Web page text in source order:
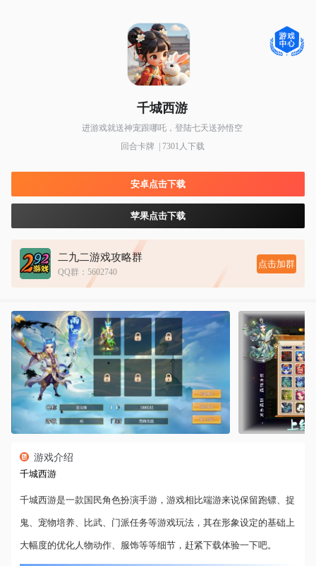
千城西游
进游戏就送神宠跟哪吒，登陆七天送孙悟空
回合卡牌 | 7301人下载
安卓点击下载
苹果点击下载
二九二游戏攻略群
QQ群：5602740
点击加群
游戏介绍
千城西游
千城西游是一款国民角色扮演手游，游戏相比端游来说保留跑镖、捉
鬼、宠物培养、比武、门派任务等游戏玩法，其在形象设定的基础上
大幅度的优化人物动作、服饰等等细节，赶紧下载体验一下吧。